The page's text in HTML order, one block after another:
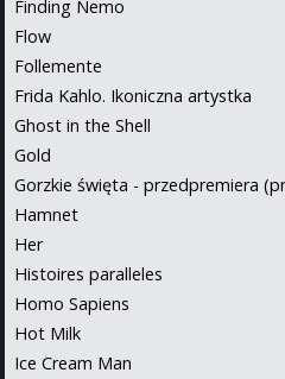
Finding Nemo
Flow
Follemente
Frida Kahlo. Ikoniczna artystka
Ghost in the Shell
Gold
Gorzkie święta - przedpremiera
Hamnet
Her
Histoires paralleles
Homo Sapiens
Hot Milk
Ice Cream Man